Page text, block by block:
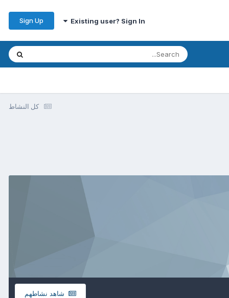
Existing user? Sign In
Sign Up
كل النشاط
شاهد نشاطهم